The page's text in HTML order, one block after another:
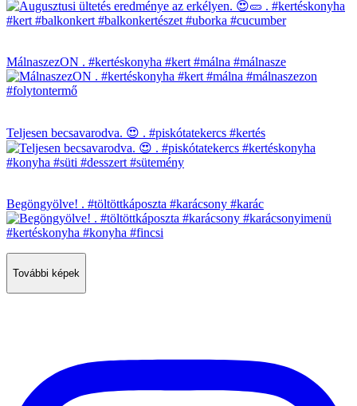
MálnaszezON . #kertéskonyha #kert #málna #málnasze
Teljesen becsavarodva. 😍 . #piskótatekercs #kertés
Begöngyölve! . #töltöttkáposzta #karácsony #karác
További képek